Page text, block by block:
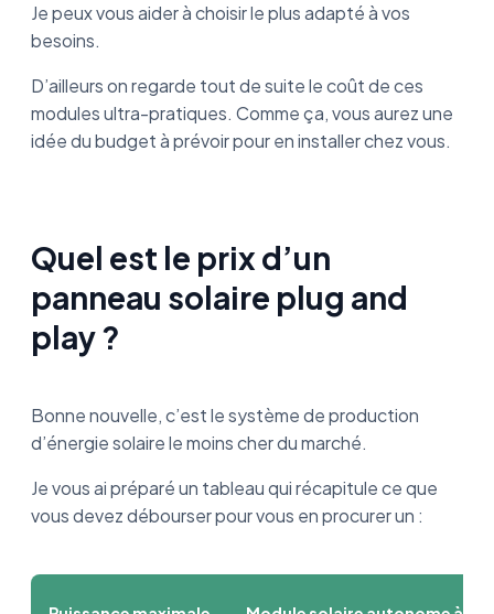
Je peux vous aider à choisir le plus adapté à vos
besoins.
D’ailleurs on regarde tout de suite le coût de ces
modules ultra-pratiques. Comme ça, vous aurez une
idée du budget à prévoir pour en installer chez vous.
Quel est le prix d’un
panneau solaire plug and
play ?
Bonne nouvelle, c’est le système de production
d’énergie solaire le moins cher du marché.
Je vous ai préparé un tableau qui récapitule ce que
vous devez débourser pour vous en procurer un :